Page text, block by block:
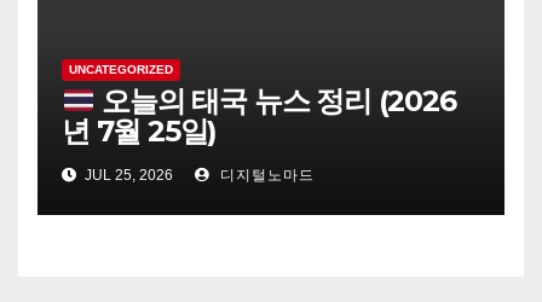
UNCATEGORIZED
오늘의 태국 뉴스 정리 (2026
년 7월 25일)
JUL 25, 2026 디지털노마드